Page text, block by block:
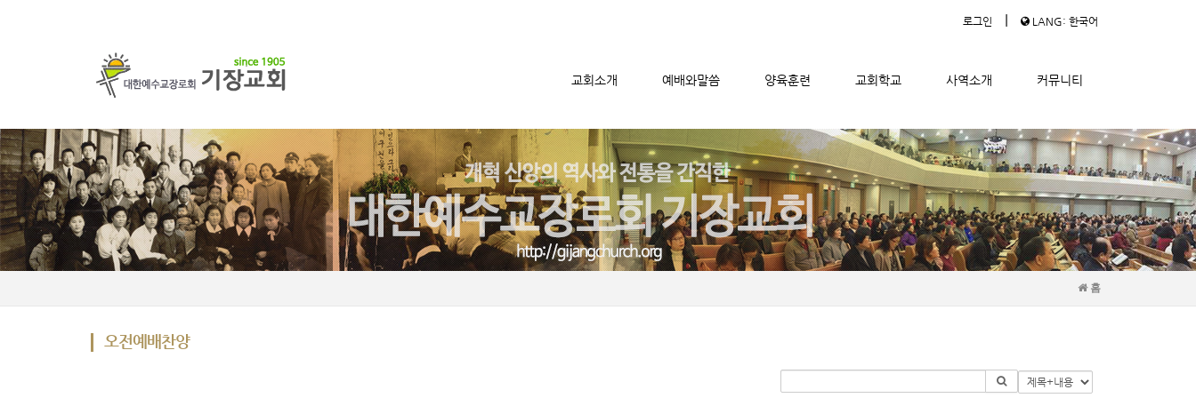
로그인 | LANG: 한국어
교회소개 예배와말씀 양육훈련 교회학교 사역소개 커뮤니티
메뉴 건너뛰기
홈
오전예배찬양